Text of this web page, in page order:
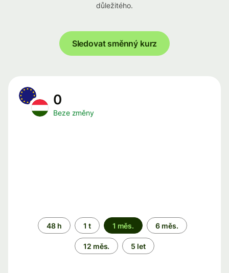
důležitého.
Sledovat směnný kurz
0
Beze změny
Časové
období
48 h 1 t 1 měs. 6 měs.
12 měs. 5 let